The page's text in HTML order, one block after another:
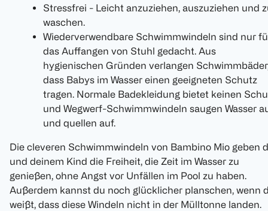
Stressfrei - Leicht anzuziehen, auszuziehen und
waschen.
Wiederverwendbare Schwimmwindeln sind nur
das Auffangen von Stuhl gedacht. Aus
hygienischen Gründen verlangen
dass Babys im Wasser einen geeigneten Schutz
tragen. Normale Badekleidung bietet keinen
und Wegwerf-Schwimmwindeln saugen Wasser
und quellen auf.
Die cleveren Schwimmwindeln von Bambino Mio geben
und deinem Kind die Freiheit, die Zeit im Wasser zu
genießen, ohne Angst vor Unfällen im Pool zu haben.
Außerdem kannst du noch glücklicher planschen, wenn
weißt, dass diese Windeln nicht in der Mülltonne landen.